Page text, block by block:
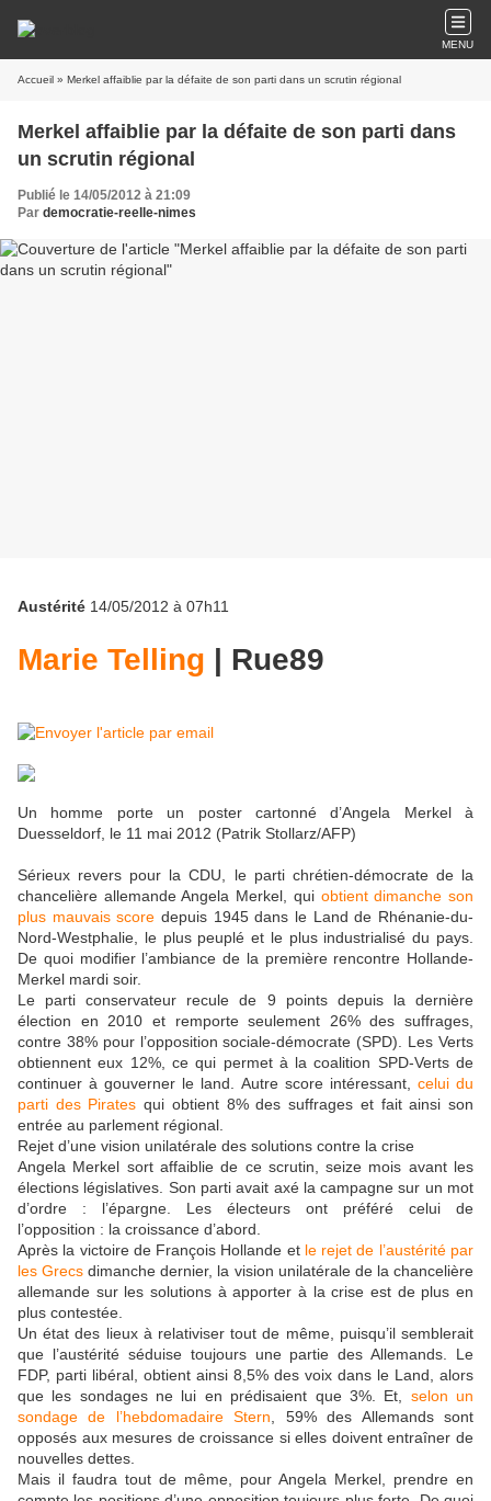
MENU
Accueil » Merkel affaiblie par la défaite de son parti dans un scrutin régional
Merkel affaiblie par la défaite de son parti dans
un scrutin régional
Publié le 14/05/2012 à 21:09
Par democratie-reelle-nimes
Austérité 14/05/2012 à 07h11
Marie Telling | Rue89
Un homme porte un poster cartonné d’Angela Merkel à
Duesseldorf, le 11 mai 2012 (Patrik Stollarz/AFP)
Sérieux revers pour la CDU, le parti chrétien-démocrate de la
chancelière allemande Angela Merkel, qui obtient dimanche son
plus mauvais score depuis 1945 dans le Land de Rhénanie-du-
Nord-Westphalie, le plus peuplé et le plus industrialisé du pays.
De quoi modifier l’ambiance de la première rencontre Hollande-
Merkel mardi soir.
Le parti conservateur recule de 9 points depuis la dernière
élection en 2010 et remporte seulement 26% des suffrages,
contre 38% pour l’opposition sociale-démocrate (SPD). Les Verts
obtiennent eux 12%, ce qui permet à la coalition SPD-Verts de
continuer à gouverner le land. Autre score intéressant, celui du
parti des Pirates qui obtient 8% des suffrages et fait ainsi son
entrée au parlement régional.
Rejet d’une vision unilatérale des solutions contre la crise
Angela Merkel sort affaiblie de ce scrutin, seize mois avant les
élections législatives. Son parti avait axé la campagne sur un mot
d’ordre : l’épargne. Les électeurs ont préféré celui de
l’opposition : la croissance d’abord.
Après la victoire de François Hollande et le rejet de l’austérité par
les Grecs dimanche dernier, la vision unilatérale de la chancelière
allemande sur les solutions à apporter à la crise est de plus en
plus contestée.
Un état des lieux à relativiser tout de même, puisqu’il semblerait
que l’austérité séduise toujours une partie des Allemands. Le
FDP, parti libéral, obtient ainsi 8,5% des voix dans le Land, alors
que les sondages ne lui en prédisaient que 3%. Et, selon un
sondage de l’hebdomadaire Stern , 59% des Allemands sont
opposés aux mesures de croissance si elles doivent entraîner de
nouvelles dettes.
Mais il faudra tout de même, pour Angela Merkel, prendre en